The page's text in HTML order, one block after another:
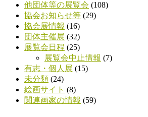
他団体等の展覧会 (108)
協会お知らせ等 (29)
協会展情報 (16)
団体主催展 (32)
展覧会日程 (25)
展覧会中止情報 (7)
有志・個人展 (15)
未分類 (24)
絵画サイト (8)
関連画家の情報 (59)